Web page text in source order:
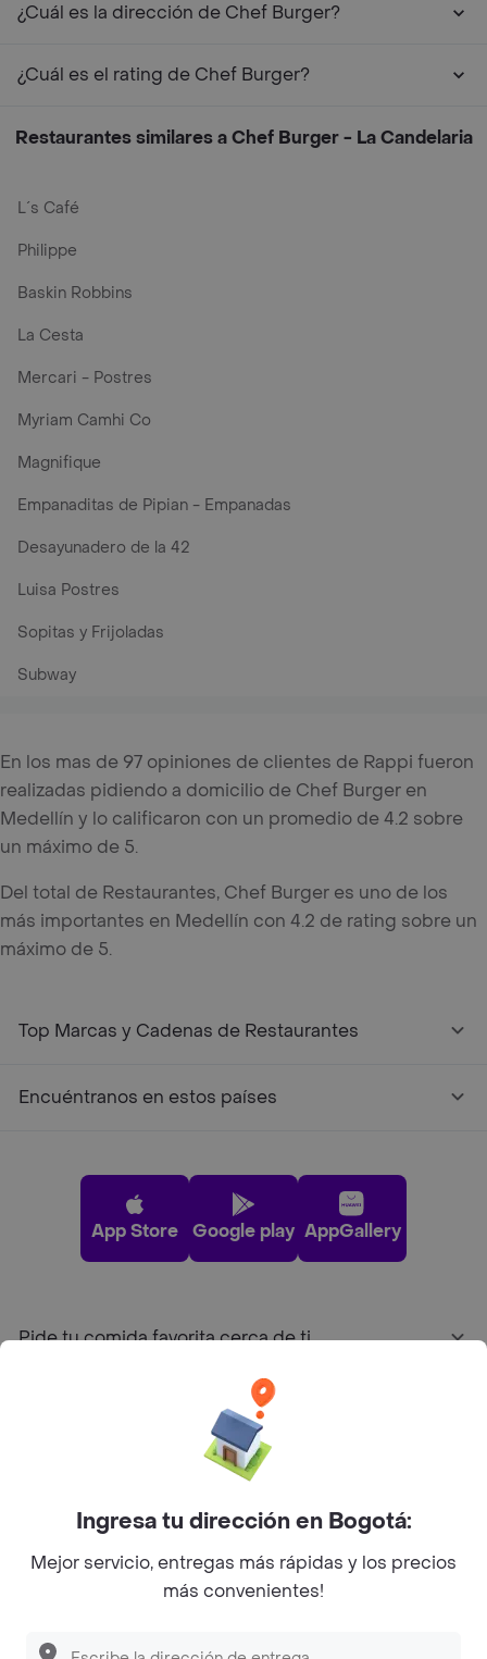
¿Cuál es la dirección de Chef Burger?
¿Cuál es el rating de Chef Burger?
Restaurantes similares a Chef Burger - La Candelaria
L´s Café
Philippe
Baskin Robbins
La Cesta
Mercari - Postres
Myriam Camhi Co
Magnifique
Empanaditas de Pipian - Empanadas
Desayunadero de la 42
Luisa Postres
Sopitas y Frijoladas
Subway
En los mas de 97 opiniones de clientes de Rappi fueron
realizadas pidiendo a domicilio de Chef Burger en
Medellín y lo calificaron con un promedio de 4.2 sobre
un máximo de 5.
Del total de Restaurantes, Chef Burger es uno de los
más importantes en Medellín con 4.2 de rating sobre un
máximo de 5.
Top Marcas y Cadenas de Restaurantes
Encuéntranos en estos países
App Store Google play AppGallery
Pide tu comida favorita cerca de ti
Sobre Rappi
Facebook
Twitter
Instagram
©2026Rappi Inc. All rights reserved.
Ingresa tu dirección en Bogotá:
Mejor servicio, entregas más rápidas y los precios
más convenientes!